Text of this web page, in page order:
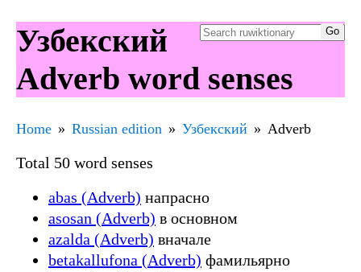
Узбекский
Adverb word senses
Home Russian edition Узбекский Adverb
Total 50 word senses
abas (Adverb) напрасно
asosan (Adverb) в основном
azalda (Adverb) вначале
betakallufona (Adverb) фамильярно